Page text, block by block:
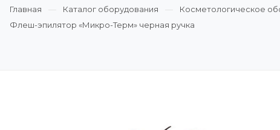
Главная Каталог оборудования Косметологическое
Флеш-эпилятор «Микро-Терм» черная ручка